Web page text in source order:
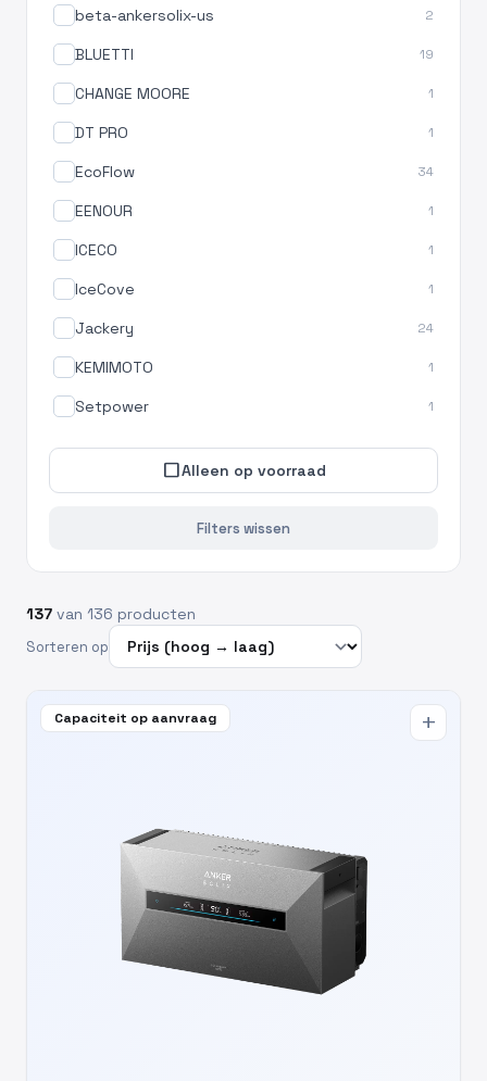
beta-ankersolix-us 2
BLUETTI 19
CHANGE MOORE 1
DT PRO 1
EcoFlow 34
EENOUR 1
ICECO 1
IceCove 1
Jackery 24
KEMIMOTO 1
Setpower 1
check_box_outline_blankAlleen op voorraad
Filters wissen
137 van 136 producten
Sorteren op
Capaciteit op aanvraag add